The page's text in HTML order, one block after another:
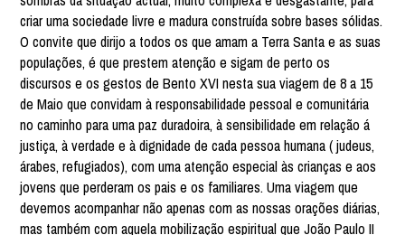
criar uma sociedade livre e madura construída sobre bases sólidas.
O convite que dirijo a todos os que amam a Terra Santa e as suas
populações, é que prestem atenção e sigam de perto os
discursos e os gestos de Bento XVI nesta sua viagem de 8 a 15
de Maio que convidam à responsabilidade pessoal e comunitária
no caminho para uma paz duradoira, à sensibilidade em relação á
justiça, à verdade e à dignidade de cada pessoa humana ( judeus,
árabes, refugiados), com uma atenção especial às crianças e aos
jovens que perderam os pais e os familiares. Uma viagem que
devemos acompanhar não apenas com as nossas orações diárias,
mas também com aquela mobilização espiritual que João Paulo II